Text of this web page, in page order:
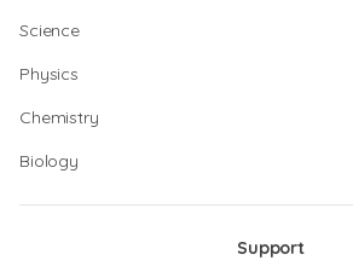
Science
Physics
Chemistry
Biology
Support